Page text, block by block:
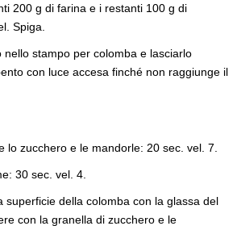
200 g di farina e i restanti 100 g di
Spiga.
nello stampo per colomba e lasciarlo
con luce accesa finché non raggiunge il
lo zucchero e le mandorle: 20 sec. vel. 7.
30 sec. vel. 4.
superficie della colomba con la glassa del
con la granella di zucchero e le